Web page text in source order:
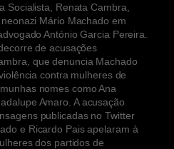
Socialista, Renata Cambra,
Mário Machado em
António Garcia Pereira.
de acusações
que denuncia Machado
contra mulheres de
nomes como Ana
Amaro. A acusação
publicadas no Twitter
e Ricardo Pais apelaram à
dos partidos de